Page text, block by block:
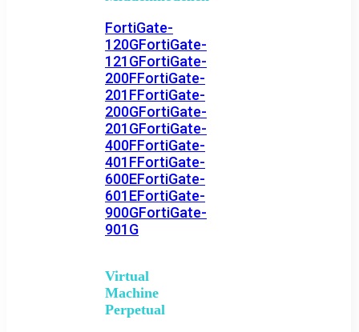
FortiGate-
120GFortiGate-
121GFortiGate-
200FFortiGate-
201FFortiGate-
200GFortiGate-
201GFortiGate-
400FFortiGate-
401FFortiGate-
600EFortiGate-
601EFortiGate-
900GFortiGate-
901G
Virtual
Machine
Perpetual